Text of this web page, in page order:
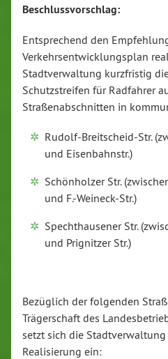
Beschlussvorschlag:
Entsprechend den
Verkehrsentwicklungsplan
Stadtverwaltung kurzfristig
Schutzstreifen für Radfahrer
Straßenabschnitten in
Rudolf-Breitscheid-Str.
und Eisenbahnstr.)
Schönholzer Str.
und F.-Weineck-Str.)
Spechthausener Str.
und Prignitzer Str.)
Bezüglich der folgenden
Trägerschaft des
setzt sich die
Realisierung ein: